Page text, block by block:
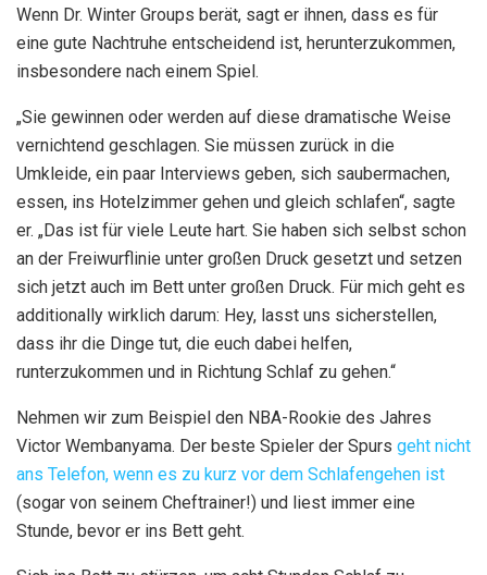
Wenn Dr. Winter Groups berät, sagt er ihnen, dass es für
eine gute Nachtruhe entscheidend ist, herunterzukommen,
insbesondere nach einem Spiel.
„Sie gewinnen oder werden auf diese dramatische Weise
vernichtend geschlagen. Sie müssen zurück in die
Umkleide, ein paar Interviews geben, sich saubermachen,
essen, ins Hotelzimmer gehen und gleich schlafen“, sagte
er. „Das ist für viele Leute hart. Sie haben sich selbst schon
an der Freiwurflinie unter großen Druck gesetzt und setzen
sich jetzt auch im Bett unter großen Druck. Für mich geht es
additionally wirklich darum: Hey, lasst uns sicherstellen,
dass ihr die Dinge tut, die euch dabei helfen,
runterzukommen und in Richtung Schlaf zu gehen.“
Nehmen wir zum Beispiel den NBA-Rookie des Jahres
Victor Wembanyama. Der beste Spieler der Spurs geht nicht
ans Telefon, wenn es zu kurz vor dem Schlafengehen ist
(sogar von seinem Cheftrainer!) und liest immer eine
Stunde, bevor er ins Bett geht.